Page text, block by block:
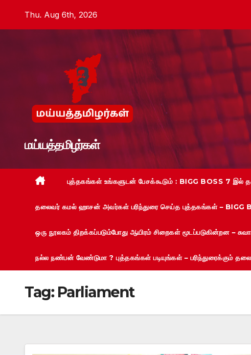
Thu. Aug 6th, 2026
மய்யத்தமிழர்கள்
புத்தகங்கள் உங்களுடன் பேசக்கூடும் : BIGG BOSS 7 இல்
தலைவர் கமல் ஹாசன் அவர்கள் பரிந்துரை செய்த புத்தகங்கள் – BIGG
ஒரு நூலகம் திறக்கப்படும்போது ஆயிரம் சிறைகள் மூடப்படுகின்றன –
நல்ல நண்பன் வேண்டுமா ? புத்தகங்கள் படியுங்கள் – பரிந்துரைக்கும்
Tag: Parliament